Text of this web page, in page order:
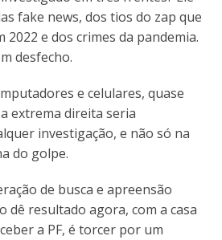
fake news, dos tios do zap que
e dos crimes da pandemia.
desfecho.
e celulares, quase
extrema direita seria
investigação, e não só na
do golpe.
de busca e apreensão
dê resultado agora, com a casa
a PF, é torcer por um